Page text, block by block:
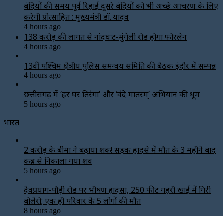
बंदियों की समय पूर्व रिहाई दूसरे बंदियों को भी अच्छे आचरण के लिए
करेगी प्रोत्साहित : मुख्यमंत्री डॉ. यादव
4 hours ago
138 करोड़ की लागत से नांदघाट-मुंगेली रोड होगा फोरलेन
4 hours ago
13वीं पश्चिम क्षेत्रीय पुलिस समन्वय समिति की बैठक इंदौर में सम्पन्न
4 hours ago
छत्तीसगढ़ में ‘हर घर तिरंगा’ और ‘वंदे मातरम्’ अभियान की धूम
5 hours ago
भारत
2 करोड़ के बीमा ने बढ़ाया शक! सड़क हादसे में मौत के 3 महीने बाद
कब्र से निकाला गया शव
5 hours ago
देवप्रयाग-पौड़ी रोड पर भीषण हादसा, 250 फीट गहरी खाई में गिरी
बोलेरो; एक ही परिवार के 5 लोगों की मौत
8 hours ago